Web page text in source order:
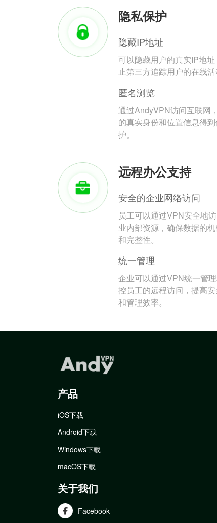
隐私保护
隐藏IP地址
可以隐藏用户的真实IP地
止第三方追踪用户的在线活
匿名浏览
通过AndyVPN访问互联网
的真实身份和位置信息得
护。
远程办公支持
安全的企业网络访问
员工可以通过VPN安全地
业内部资源，确保数据的
和完整性。
统一管理
企业可以通过VPN统一管
控员工的远程访问，提高
和管理效率。
产品
iOS下载
Android下载
Windows下载
macOS下载
关于我们
Facebook